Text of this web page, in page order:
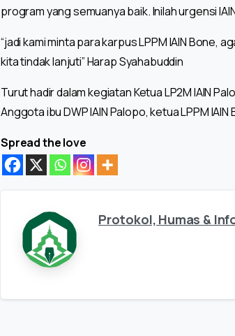
program yang semuanya baik. Inilah urgensi
“jadi kami minta para karpus LPPM IAIN Bone,
kita tindak lanjuti” Harap Syahabuddin
Turut hadir dalam kegiatan Ketua LP2M IAIN
Anggota ibu DWP IAIN Palopo, ketua LPPM
Spread the love
Protokol, Humas &